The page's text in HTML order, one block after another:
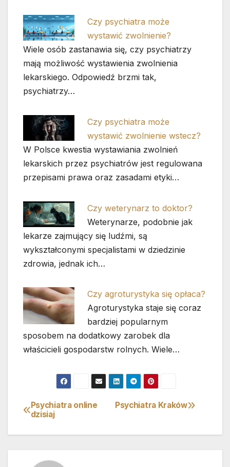
Czy psychiatra może
wystawić zwolnienie?
Wiele osób zastanawia się, czy psychiatrzy
mają możliwość wystawienia zwolnienia
lekarskiego. Odpowiedź brzmi tak,
psychiatrzy…
Czy psychiatra może
wystawić zwolnienie wstecz?
W Polsce kwestia wystawiania zwolnień
lekarskich przez psychiatrów jest regulowana
przepisami prawa oraz zasadami etyki…
Czy weterynarz to doktor?
Weterynarze, podobnie jak
lekarze zajmujący się ludźmi, są
wykształconymi specjalistami w dziedzinie
zdrowia, jednak ich…
Czy agroturystyka się opłaca?
Agroturystyka staje się coraz
bardziej popularnym
sposobem na dodatkowy zarobek dla
właścicieli gospodarstw rolnych. Wiele…
Nawigacja
wpisu
Psychiatra Kraków
Psychiatra online
dzisiaj